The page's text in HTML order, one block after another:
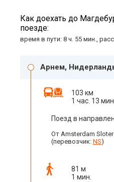
Как доехать до
поезде:
время в пути: 8 ч. 55 мин.,
Арнем,
103 км
1 час. 13 мин.
Поезд в
От Amsterdam
(перевозчик: NS)
81 м
1 мин.